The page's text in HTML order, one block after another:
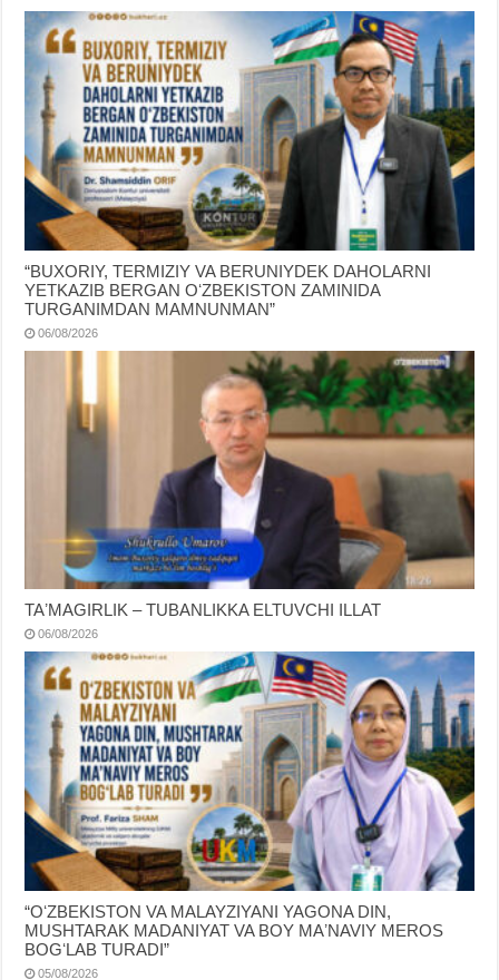
“BUXORIY, TERMIZIY VA BERUNIYDEK DAHOLARNI
YETKAZIB BERGAN OʻZBEKISTON ZAMINIDA
TURGANIMDAN MAMNUNMAN”
06/08/2026
TAʼMAGIRLIK – TUBANLIKKA ELTUVCHI ILLAT
06/08/2026
“OʻZBEKISTON VA MALAYZIYANI YAGONA DIN,
MUSHTARAK MADANIYAT VA BOY MAʼNAVIY MEROS
BOGʻLAB TURADI”
05/08/2026